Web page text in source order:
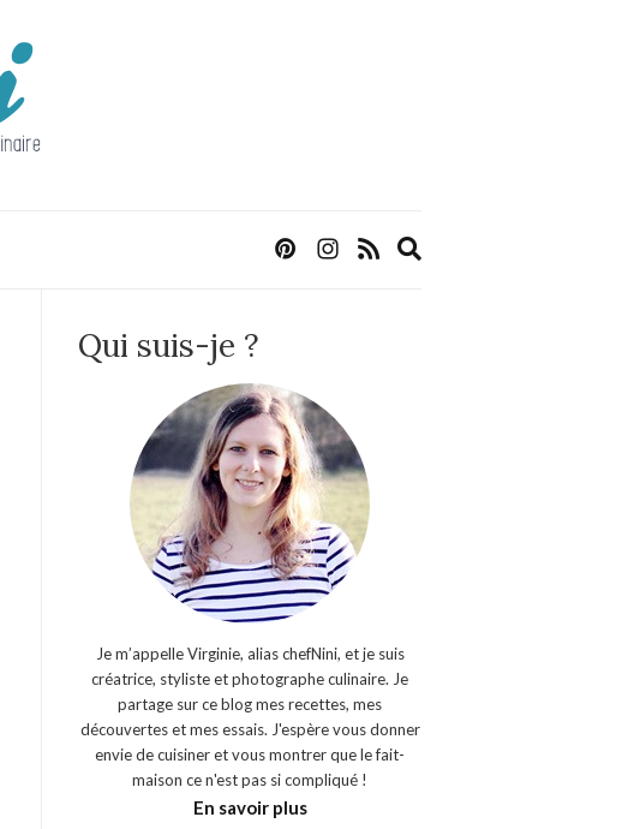
Qui suis-je ?
Je m’appelle Virginie, alias chefNini, et je suis
créatrice, styliste et photographe culinaire. Je
partage sur ce blog mes recettes, mes
découvertes et mes essais. J'espère vous donner
envie de cuisiner et vous montrer que le fait-
maison ce n'est pas si compliqué !
En savoir plus